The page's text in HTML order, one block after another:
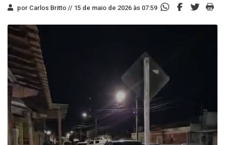
por Carlos Britto // 15 de maio de 2026 às 07:59